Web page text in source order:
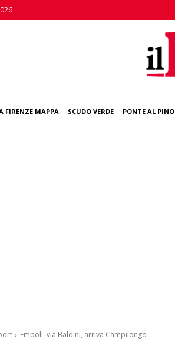
FIRENZE MAPPA SCUDO VERDE PONTE AL PINO
Empoli: via Baldini, arriva Campilongo